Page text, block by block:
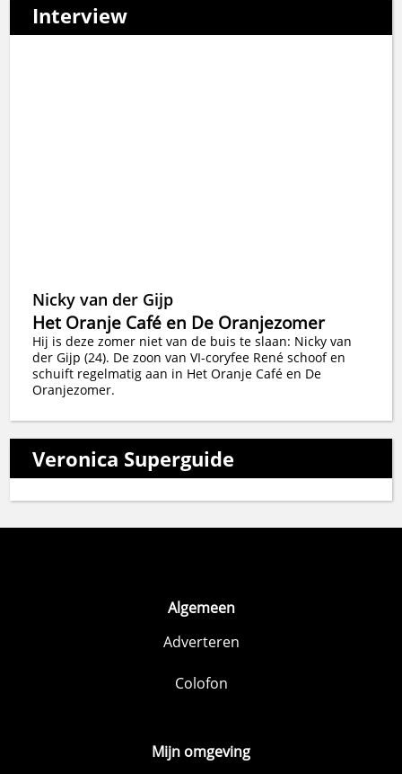
Interview
Nicky van der Gijp
Het Oranje Café en De Oranjezomer
Hij is deze zomer niet van de buis te slaan: Nicky van
der Gijp (24). De zoon van VI-coryfee René schoof en
schuift regelmatig aan in Het Oranje Café en De
Oranjezomer.
Veronica Superguide
Algemeen
Adverteren
Colofon
Mijn omgeving